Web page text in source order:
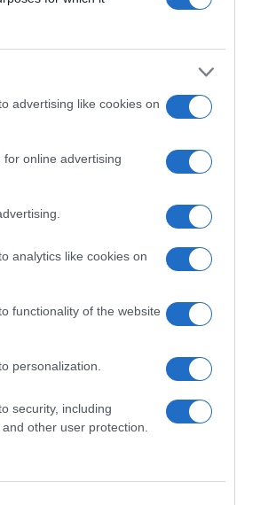
advertising like cookies on
online advertising
analytics like cookies on
functionality of the website
personalization.
security, including
other user protection.
solo priorità
, con l’intento
e
modo sicuro
ICT per